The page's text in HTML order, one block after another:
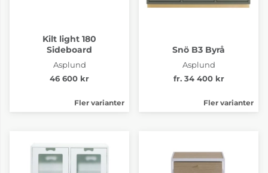
Kilt light 180
Sideboard
Asplund
46 600 kr
Fler varianter
Snö B3 Byrå
Asplund
fr. 34 400 kr
Fler varianter